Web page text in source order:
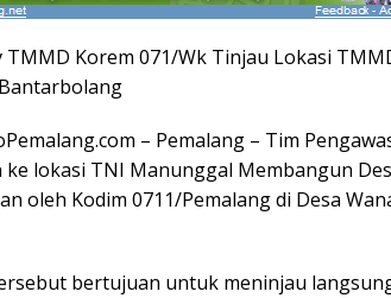
TMMD Korem 071/Wk Tinjau Lokasi
– Pemalang – Tim
lokasi TNI Manunggal Membangun
oleh Kodim 0711/Pemalang di Desa
bertujuan untuk meninjau